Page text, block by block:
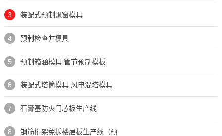
3 装配式预制飘窗模具
4 预制检查井模具
5 预制箱涵模具 管节预制模板
6 装配式塔筒模具 风电混塔模具
7 石膏基防火门芯板生产线
8 钢筋桁架免拆楼层板生产线（预